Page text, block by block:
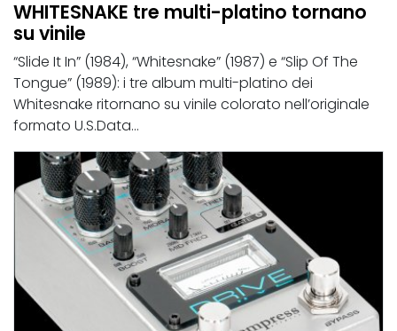
WHITESNAKE tre multi-platino tornano
su vinile
“Slide It In” (1984), “Whitesnake” (1987) e “Slip Of The
Tongue” (1989): i tre album multi-platino dei
Whitesnake ritornano su vinile colorato nell’originale
formato U.S.Data...